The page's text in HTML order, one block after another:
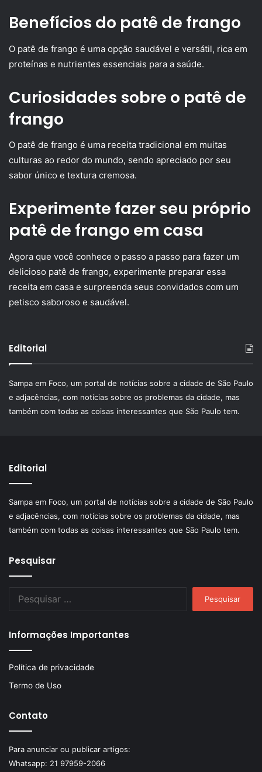
Benefícios do patê de frango
O patê de frango é uma opção saudável e versátil, rica em
proteínas e nutrientes essenciais para a saúde.
Curiosidades sobre o patê de
frango
O patê de frango é uma receita tradicional em muitas
culturas ao redor do mundo, sendo apreciado por seu
sabor único e textura cremosa.
Experimente fazer seu próprio
patê de frango em casa
Agora que você conhece o passo a passo para fazer um
delicioso patê de frango, experimente preparar essa
receita em casa e surpreenda seus convidados com um
petisco saboroso e saudável.
Editorial
Sampa em Foco, um portal de notícias sobre a cidade de São Paulo
e adjacências, com notícias sobre os problemas da cidade, mas
também com todas as coisas interessantes que São Paulo tem.
Editorial
Sampa em Foco, um portal de notícias sobre a cidade de São Paulo
e adjacências, com notícias sobre os problemas da cidade, mas
também com todas as coisas interessantes que São Paulo tem.
Pesquisar
Informações Importantes
Política de privacidade
Termo de Uso
Contato
Para anunciar ou publicar artigos:
Whatsapp: 21 97959-2066